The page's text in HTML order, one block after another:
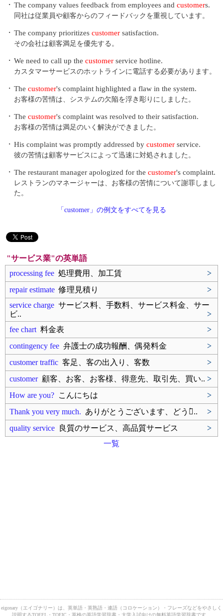
・ The company values feedback from employees and customers.
同社は従業員や顧客からのフィードバックを重視しています。
・ The company prioritizes customer satisfaction.
その会社は顧客満足を優先する。
・ We need to call up the customer service hotline.
カスタマーサービスのホットラインに電話する必要があります。
・ The customer's complaint highlighted a flaw in the system.
お客様の苦情は、システムの欠陥を浮き彫りにしました。
・ The customer's complaint was resolved to their satisfaction.
お客様の苦情は満足のいく解決ができました。
・ His complaint was promptly addressed by customer service.
彼の苦情は顧客サービスによって迅速に対処されました。
・ The restaurant manager apologized for the customer's complaint.
レストランのマネージャーは、お客様の苦情について謝罪しまし
た。
「customer」の例文をすべてを見る
"サービス業"の英単語
processing fee 処理費用、加工賃
>
repair estimate 修理見積り
>
service charge サービス料、手数料、サービス料金、サー
ビ..
>
fee chart 料金表
>
contingency fee 弁護士の成功報酬、偶発料金
>
customer traffic 客足、客の出入り、客数
>
customer顧客、お客、お客様、得意先、取引先、買い.. >
How are you? こんにちは
>
Thank you very much. ありがとうございます、どうも̀..
>
quality service 良質のサービス、高品質サービス
>
一覧
eigonary（エイゴナリー）は、英単語・英熟語・連語（コロケーション）・フレーズなどをやさしく
説明するTOEFL・TOEIC・英検の英語学習辞書・大学入試向けの無料英語学習辞書です。